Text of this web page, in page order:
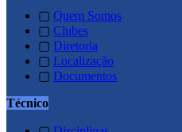
▢ Quem Somos
▢ Clubes
▢ Diretoria
▢ Localização
▢ Documentos
Técnico